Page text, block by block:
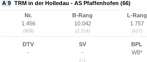
A 9 TRM in der Holledau - AS Pfaffenhofen (66)
Nr.
1.456
(909)
B-Rang
10.042
(2.514)
L-Rang
1.757
(417)
DTV
-
SV
-
(-)
BPL
WB*